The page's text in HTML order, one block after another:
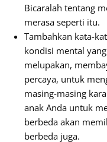
Bicaralah tentang
merasa seperti itu.
Tambahkan kata-
kondisi mental
melupakan,
percaya, untuk
masing-masing
anak Anda untuk
berbeda akan
berbeda juga.